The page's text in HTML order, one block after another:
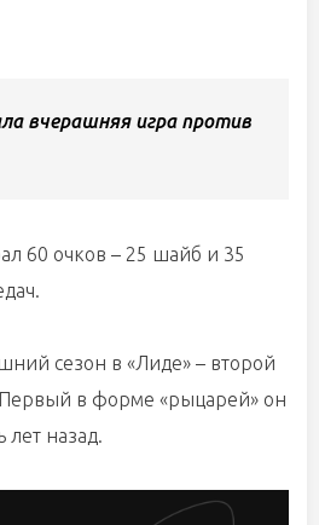
вчерашняя игра против
60 очков – 25 шайб и 35
сезон в «Лиде» – второй
Первый в форме «рыцарей» он
лет назад.